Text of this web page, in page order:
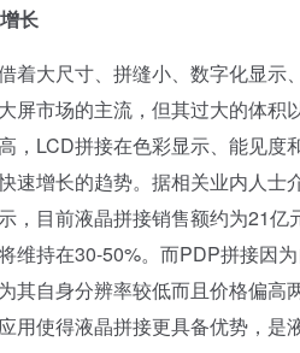
长
大尺寸、拼缝小、数字化显示
屏市场的主流，但其过大的体积
，LCD拼接在色彩显示、能见
速增长的趋势。据相关业内人
，目前液晶拼接销售额约为21
维持在30-50%。而PDP拼接因
其自身分辨率较低而且价格偏
用使得液晶拼接更具备优势，是